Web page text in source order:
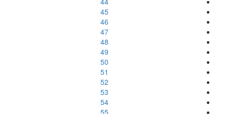
45
46
47
48
49
50
51
52
53
54